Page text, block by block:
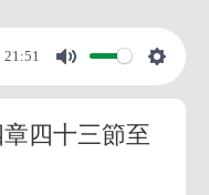
21:51
四十三節至